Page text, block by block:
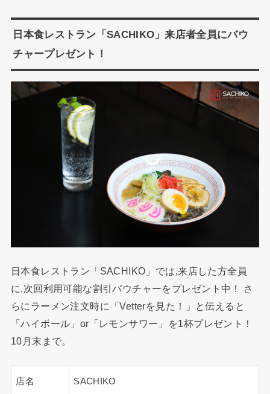
日本食レストラン「SACHIKO」来店者全員にバウ
チャープレゼント！
日本食レストラン「SACHIKO」では,来店した方全員
に,次回利用可能な割引バウチャーをプレゼント中！ さ
らにラーメン注文時に「Vetterを見た！」と伝えると
「ハイボール」or「レモンサワー」を1杯プレゼント！
10月末まで。
店名 SACHIKO